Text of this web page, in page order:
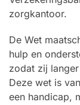
zorgkantoor.
De Wet
hulp en
zodat zij
Deze wet is
een handicap,